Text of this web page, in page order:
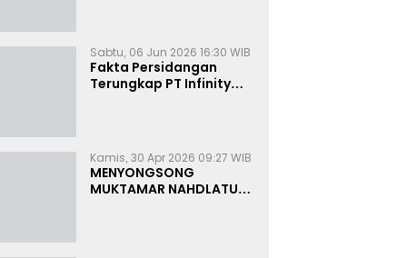
Sabtu, 06 Jun 2026 16:30 WIB
Fakta Persidangan
Terungkap PT Infinity
Kamis, 30 Apr 2026 09:27 WIB
MENYONGSONG
MUKTAMAR NAHDLATUL